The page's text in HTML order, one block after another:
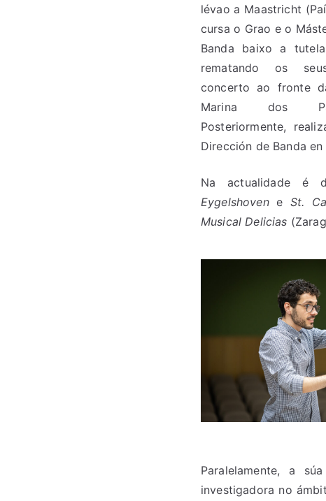
lévao a Maastricht
cursa o Grao e o
Banda baixo a
rematando os
concerto ao fronte
Marina dos
Posteriormente,
Dirección de Banda
Na actualidade é
Eygelshovene St.
Musical Delicias
​Paralelamente, a
investigadora no